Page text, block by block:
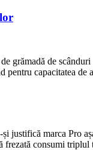
de
capacitatea
justifică marca Pro
frezată consumi